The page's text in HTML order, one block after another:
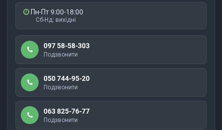
Пн-Пт 9:00-18:00
Сб-Нд: вихідні
097 58-58-303
Подзвонити
050 744-95-20
Подзвонити
063 825-76-77
Подзвонити